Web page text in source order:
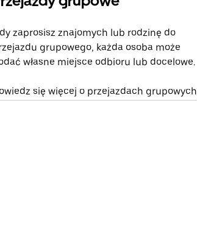
zaprosisz znajomych lub rodzinę do
grupowego, każda osoba może
własne miejsce odbioru lub docelowe.
się więcej o przejazdach grupowych